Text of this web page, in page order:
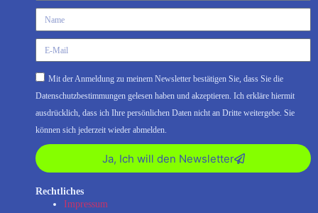
Mit der Anmeldung zu meinem Newsletter bestätigen Sie, dass Sie die
Datenschutzbestimmungen gelesen haben und akzeptieren. Ich erkläre hiermit
ausdrücklich, dass ich Ihre persönlichen Daten nicht an Dritte weitergebe. Sie
können sich jederzeit wieder abmelden.
Ja, Ich will den Newsletter
Rechtliches
Impressum